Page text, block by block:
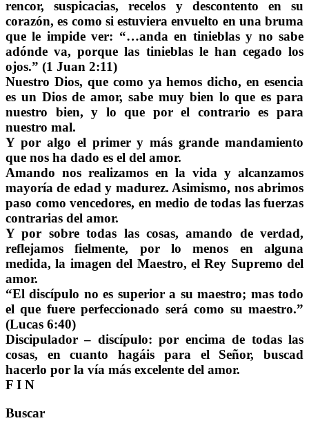
rencor, suspicacias, recelos y descontento en su
corazón, es como si estuviera envuelto en una bruma
que le impide ver: “…anda en tinieblas y no sabe
adónde va, porque las tinieblas le han cegado los
ojos.” (1 Juan 2:11)
Nuestro Dios, que como ya hemos dicho, en esencia
es un Dios de amor, sabe muy bien lo que es para
nuestro bien, y lo que por el contrario es para
nuestro mal.
Y por algo el primer y más grande mandamiento
que nos ha dado es el del amor.
Amando nos realizamos en la vida y alcanzamos
mayoría de edad y madurez. Asimismo, nos abrimos
paso como vencedores, en medio de todas las fuerzas
contrarias del amor.
Y por sobre todas las cosas, amando de verdad,
reflejamos fielmente, por lo menos en alguna
medida, la imagen del Maestro, el Rey Supremo del
amor.
“El discípulo no es superior a su maestro; mas todo
el que fuere perfeccionado será como su maestro.”
(Lucas 6:40)
Discipulador – discípulo: por encima de todas las
cosas, en cuanto hagáis para el Señor, buscad
hacerlo por la vía más excelente del amor.
F I N
Buscar